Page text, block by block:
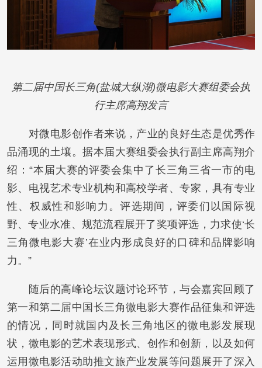
第二届中国长三角(盐城大纵湖)微电影大赛组委会执
行主席高翔发言
对微电影创作者来说，产业的良好生态是优秀作
品涌现的土壤。据本届大赛组委会执行副主席高翔介
绍：“本届大赛的评委会集中了长三角三省一市的电
影、电视艺术专业机构和高校学者、专家，具有专业
性、权威性和影响力。评选期间，评委们以国际视
野、专业水准、规范流程展开了奖项评选，力求使‘长
三角微电影大赛’在业内形成良好的口碑和品牌影响
力。”
随后的高峰论坛议题讨论环节，与会嘉宾回顾了
第一和第二届中国长三角微电影大赛作品征集和评选
的情况，同时就国内及长三角地区的微电影发展现
状，微电影的艺术表现形式、创作和创新，以及如何
运用微电影活动助推文旅产业发展等问题展开了深入